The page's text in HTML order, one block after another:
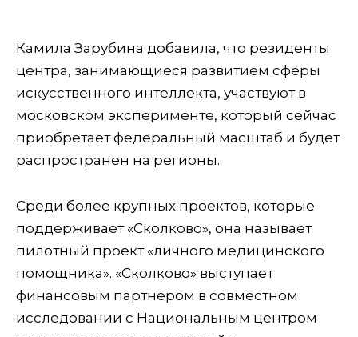
Камила Зарубина добавила, что резиденты
центра, занимающиеся развитием сферы
искусственного интеллекта, участвуют в
московском эксперименте, который сейчас
приобретает федеральный масштаб и будет
распространен на регионы.
Среди более крупных проектов, которые
поддерживает «Сколково», она называет
пилотный проект «личного медицинского
помощника». «Сколково» выступает
финансовым партнером в совместном
исследовании с Национальным центром